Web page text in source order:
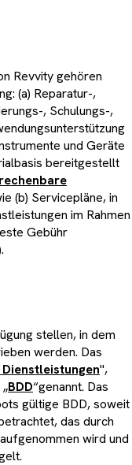
Revvity gehören
(a) Reparatur-,
, Schulungs-,
und Geräte
bereitgestellt
(b) Servicepläne, in
im Rahmen
Gebühr
stellen, in dem
werden. Das
",
BDD“genannt. Das
gültige BDD, soweit
das durch
wird und